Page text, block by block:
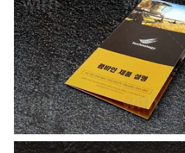
LF015_1_2